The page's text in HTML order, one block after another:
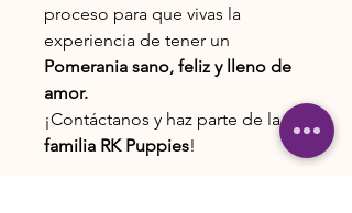
proceso para que vivas la
experiencia de tener un
Pomerania sano, feliz y lleno de
amor.
¡Contáctanos y haz parte de la
familia RK Puppies!